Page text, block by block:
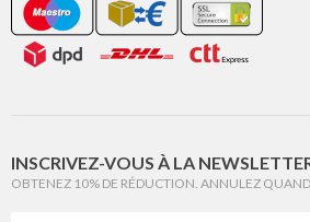
INSCRIVEZ-VOUS À LA
OBTENEZ 10% DE RÉDUCTION. ANNULEZ